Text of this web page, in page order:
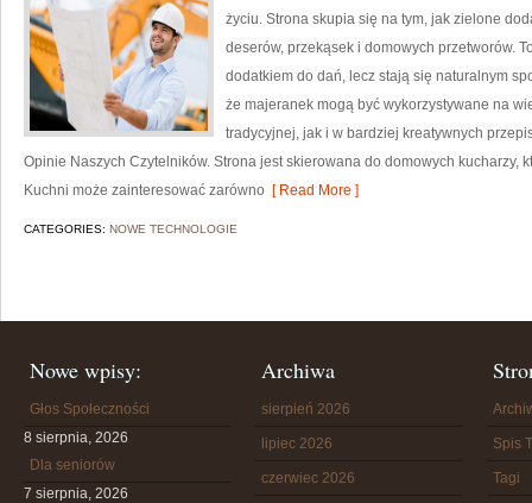
życiu. Strona skupia się na tym, jak zielone
deserów, przekąsek i domowych przetworów.
dodatkiem do dań, lecz stają się naturalnym
że majeranek mogą być wykorzystywane na
tradycyjnej, jak i w bardziej kreatywnych
Opinie Naszych Czytelników. Strona jest skierowana do domowych kucharzy,
Kuchni może zainteresować zarówno [ Read More ]
CATEGORIES: NOWE TECHNOLOGIE
Nowe wpisy:
Głos Społeczności
8 sierpnia, 2026
Dla seniorów
7 sierpnia, 2026
Archiwa
sierpień 2026
lipiec 2026
czerwiec 2026
Spis
Tagi